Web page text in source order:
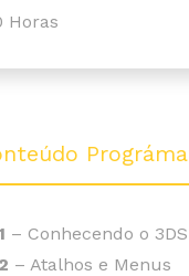
Horas
– Conhecendo o
– Atalhos e Menus